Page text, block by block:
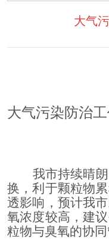
大气
大气污染防治
我市持续晴
换，利于颗粒物
透影响，预计我
氧浓度较高，建
粒物与臭氧的协同